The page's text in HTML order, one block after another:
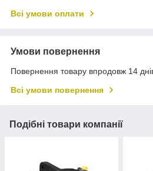
Всі умови оплати
Умови повернення
Повернення товару впродовж 14
Всі умови повернення
Подібні товари компанії